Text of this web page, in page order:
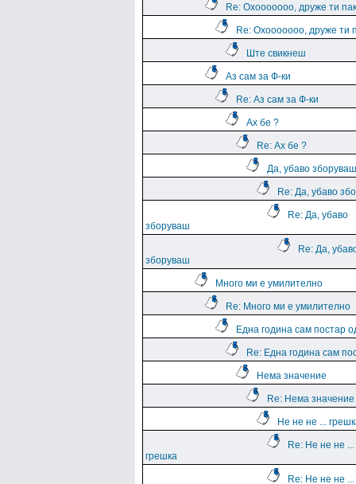
Re: Охооооооо, друже ти пак
Re: Охооооооо, друже ти
Ште свикнеш
Аз сам за Ф-ки
Re: Аз сам за Ф-ки
Ах бе ?
Re: Ах бе ?
Да, убаво зборуваш
Re: Да, убаво
Re: Да, убаво
зборуваш
Re: Да,
зборуваш
Много ми е умилително
Re: Много ми е умилително
Една година сам постар
Re: Една година сам
Нема значение
Re: Нема значение
Не не не ...
Re: Не не не ...
грешка
Re: Не не не ...